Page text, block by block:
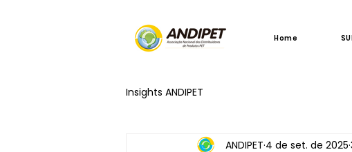
Home
Insights ANDIPET
ANDIPET 4 de set. de 2025